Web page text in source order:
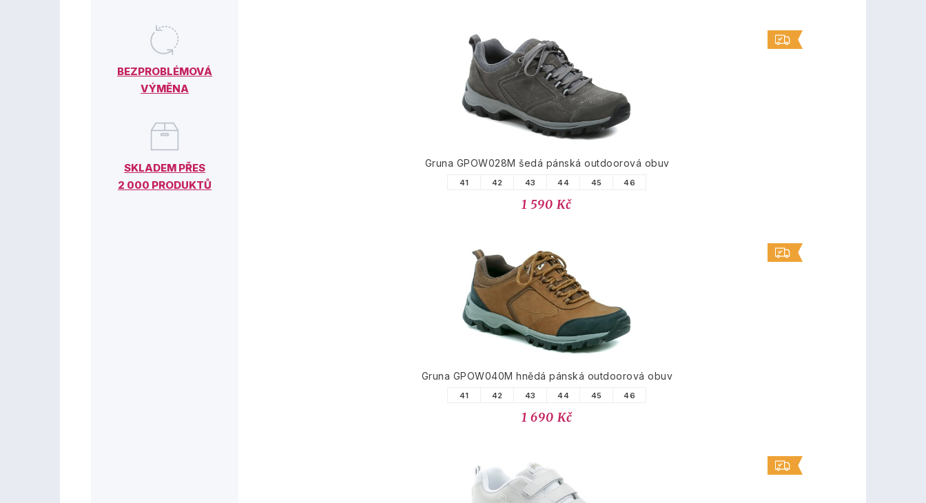
BEZPROBLÉMOVÁ
VÝMĚNA
SKLADEM PŘES
2 000 PRODUKTŮ
Gruna GPOW028M šedá pánská outdoorová obuv
41 42 43 44 45 46
1 590 Kč
Gruna GPOW040M hnědá pánská outdoorová obuv
41 42 43 44 45 46
1 690 Kč